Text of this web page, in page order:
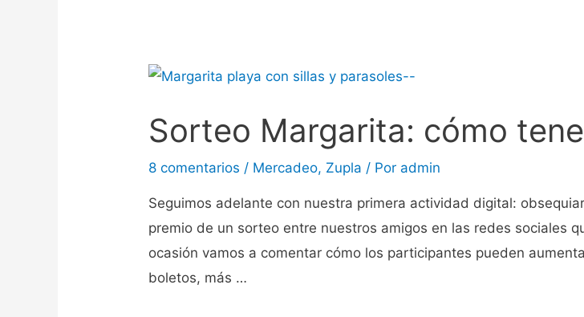
Sorteo Margarita: cómo
8 comentarios / Mercadeo, Zupla / Por admin
Seguimos adelante con nuestra primera actividad digital:
premio de un sorteo entre nuestros amigos en las redes sociales
ocasión vamos a comentar cómo los participantes pueden
boletos, más …